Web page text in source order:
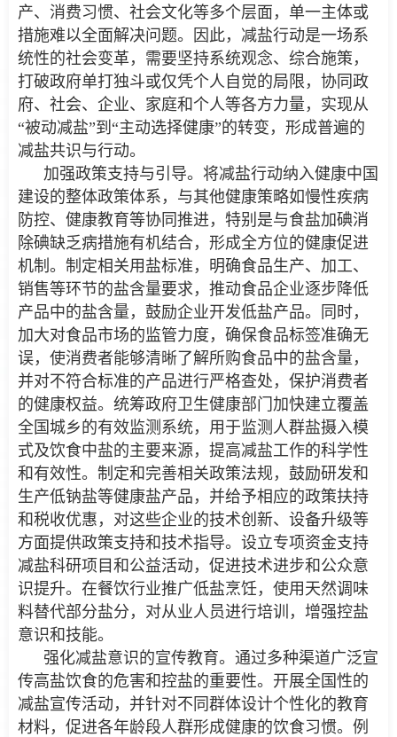
产、消费习惯、社会文化等多个层面，单一主体或
措施难以全面解决问题。因此，减盐行动是一场系
统性的社会变革，需要坚持系统观念、综合施策，
打破政府单打独斗或仅凭个人自觉的局限，协同政
府、社会、企业、家庭和个人等各方力量，实现从
“被动减盐”到“主动选择健康”的转变，形成普遍的
减盐共识与行动。
加强政策支持与引导。将减盐行动纳入健康中国
建设的整体政策体系，与其他健康策略如慢性疾病
防控、健康教育等协同推进，特别是与食盐加碘消
除碘缺乏病措施有机结合，形成全方位的健康促进
机制。制定相关用盐标准，明确食品生产、加工、
销售等环节的盐含量要求，推动食品企业逐步降低
产品中的盐含量，鼓励企业开发低盐产品。同时，
加大对食品市场的监管力度，确保食品标签准确无
误，使消费者能够清晰了解所购食品中的盐含量，
并对不符合标准的产品进行严格查处，保护消费者
的健康权益。统筹政府卫生健康部门加快建立覆盖
全国城乡的有效监测系统，用于监测人群盐摄入模
式及饮食中盐的主要来源，提高减盐工作的科学性
和有效性。制定和完善相关政策法规，鼓励研发和
生产低钠盐等健康盐产品，并给予相应的政策扶持
和税收优惠，对这些企业的技术创新、设备升级等
方面提供政策支持和技术指导。设立专项资金支持
减盐科研项目和公益活动，促进技术进步和公众意
识提升。在餐饮行业推广低盐烹饪，使用天然调味
料替代部分盐分，对从业人员进行培训，增强控盐
意识和技能。
强化减盐意识的宣传教育。通过多种渠道广泛宣
传高盐饮食的危害和控盐的重要性。开展全国性的
减盐宣传活动，并针对不同群体设计个性化的教育
材料，促进各年龄段人群形成健康的饮食习惯。例